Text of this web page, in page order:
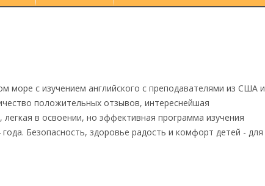
море с изучением английского с преподавателями из США и
положительных отзывов, интереснейшая
в освоении, но эффективная программа изучения
Безопасность, здоровье радость и комфорт детей - для